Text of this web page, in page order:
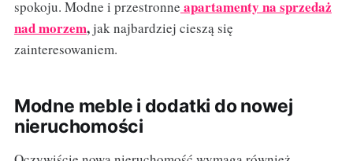
spokoju. Modne i przestronne apartamenty na sprzedaż
nad morzem,jak najbardziej cieszą się
zainteresowaniem.
Modne meble i dodatki do nowej
nieruchomości